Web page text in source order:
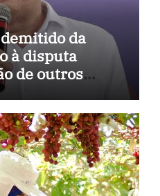
da
à disputa
de outros